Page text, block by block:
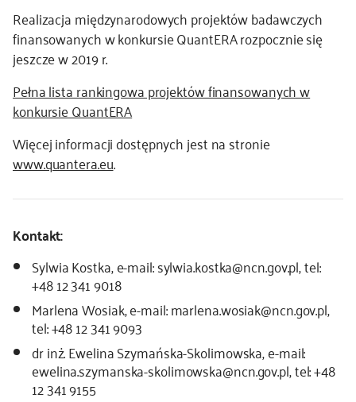
Realizacja międzynarodowych projektów badawczych
finansowanych w konkursie QuantERA rozpocznie się
jeszcze w 2019 r.
Pełna lista rankingowa projektów finansowanych w
konkursie QuantERA
Więcej informacji dostępnych jest na stronie
www.quantera.eu.
Kontakt:
Sylwia Kostka, e-mail: sylwia.kostka@ncn.gov.pl, tel:
+48 12 341 9018
Marlena Wosiak, e-mail: marlena.wosiak@ncn.gov.pl,
tel: +48 12 341 9093
dr inż. Ewelina Szymańska-Skolimowska, e-mail:
ewelina.szymanska-skolimowska@ncn.gov.pl, tel: +48
12 341 9155